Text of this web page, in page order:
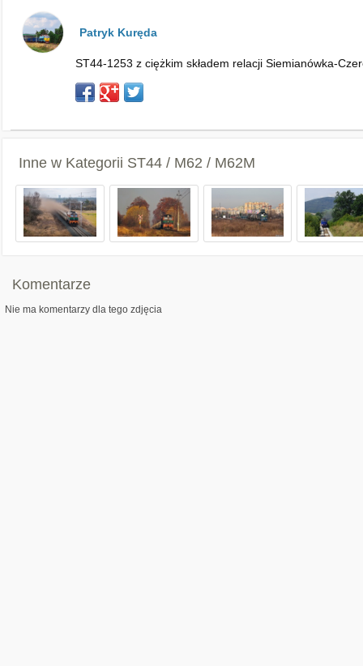
Patryk Kuręda
ST44-1253 z ciężkim składem relacji Siemianówka-
Inne w Kategorii ST44 / M62 / M62M
Komentarze
Nie ma komentarzy dla tego zdjęcia